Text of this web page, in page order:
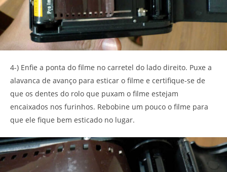
4-) Enfie a ponta do filme no carretel do lado direito. Puxe a
alavanca de avanço para esticar o filme e certifique-se de
que os dentes do rolo que puxam o filme estejam
encaixados nos furinhos. Rebobine um pouco o filme para
que ele fique bem esticado no lugar.